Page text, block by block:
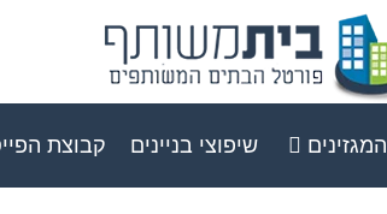
המגזינים שיפוצי בניינים קבוצת